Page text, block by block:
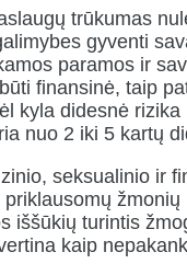
trūkumas
gyventi
paramos ir
finansinė, taip
kyla didesnė
nuo 2 iki 5 kartų
seksualinio ir
iššūkių turintis
kaip